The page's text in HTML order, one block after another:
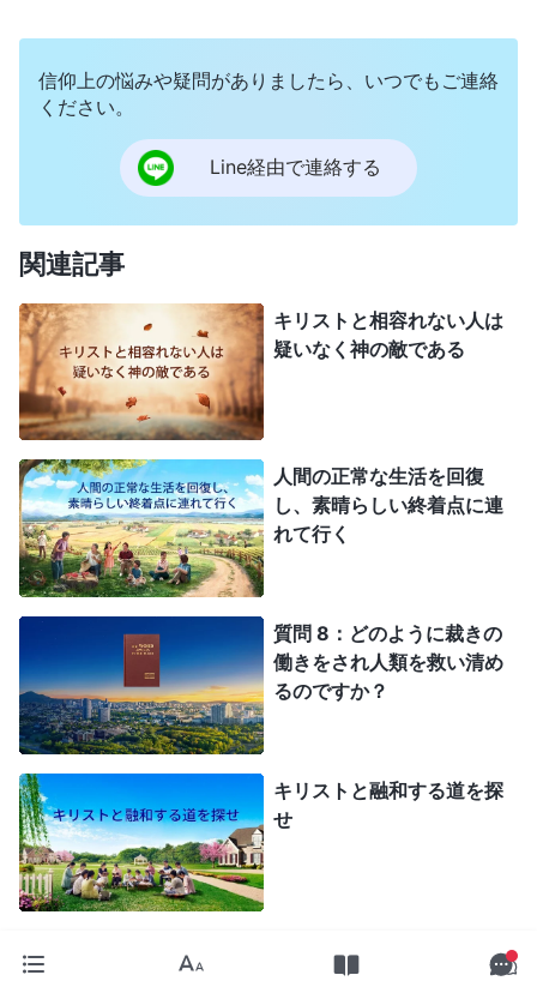
信仰上の悩みや疑問がありましたら、いつでもご連絡
ください。
Line経由で連絡する
関連記事
キリストと相容れない人は
疑いなく神の敵である
人間の正常な生活を回復
し、素晴らしい終着点に連
れて行く
質問 8：どのように裁きの
働きをされ人類を救い清め
るのですか？
キリストと融和する道を探
せ